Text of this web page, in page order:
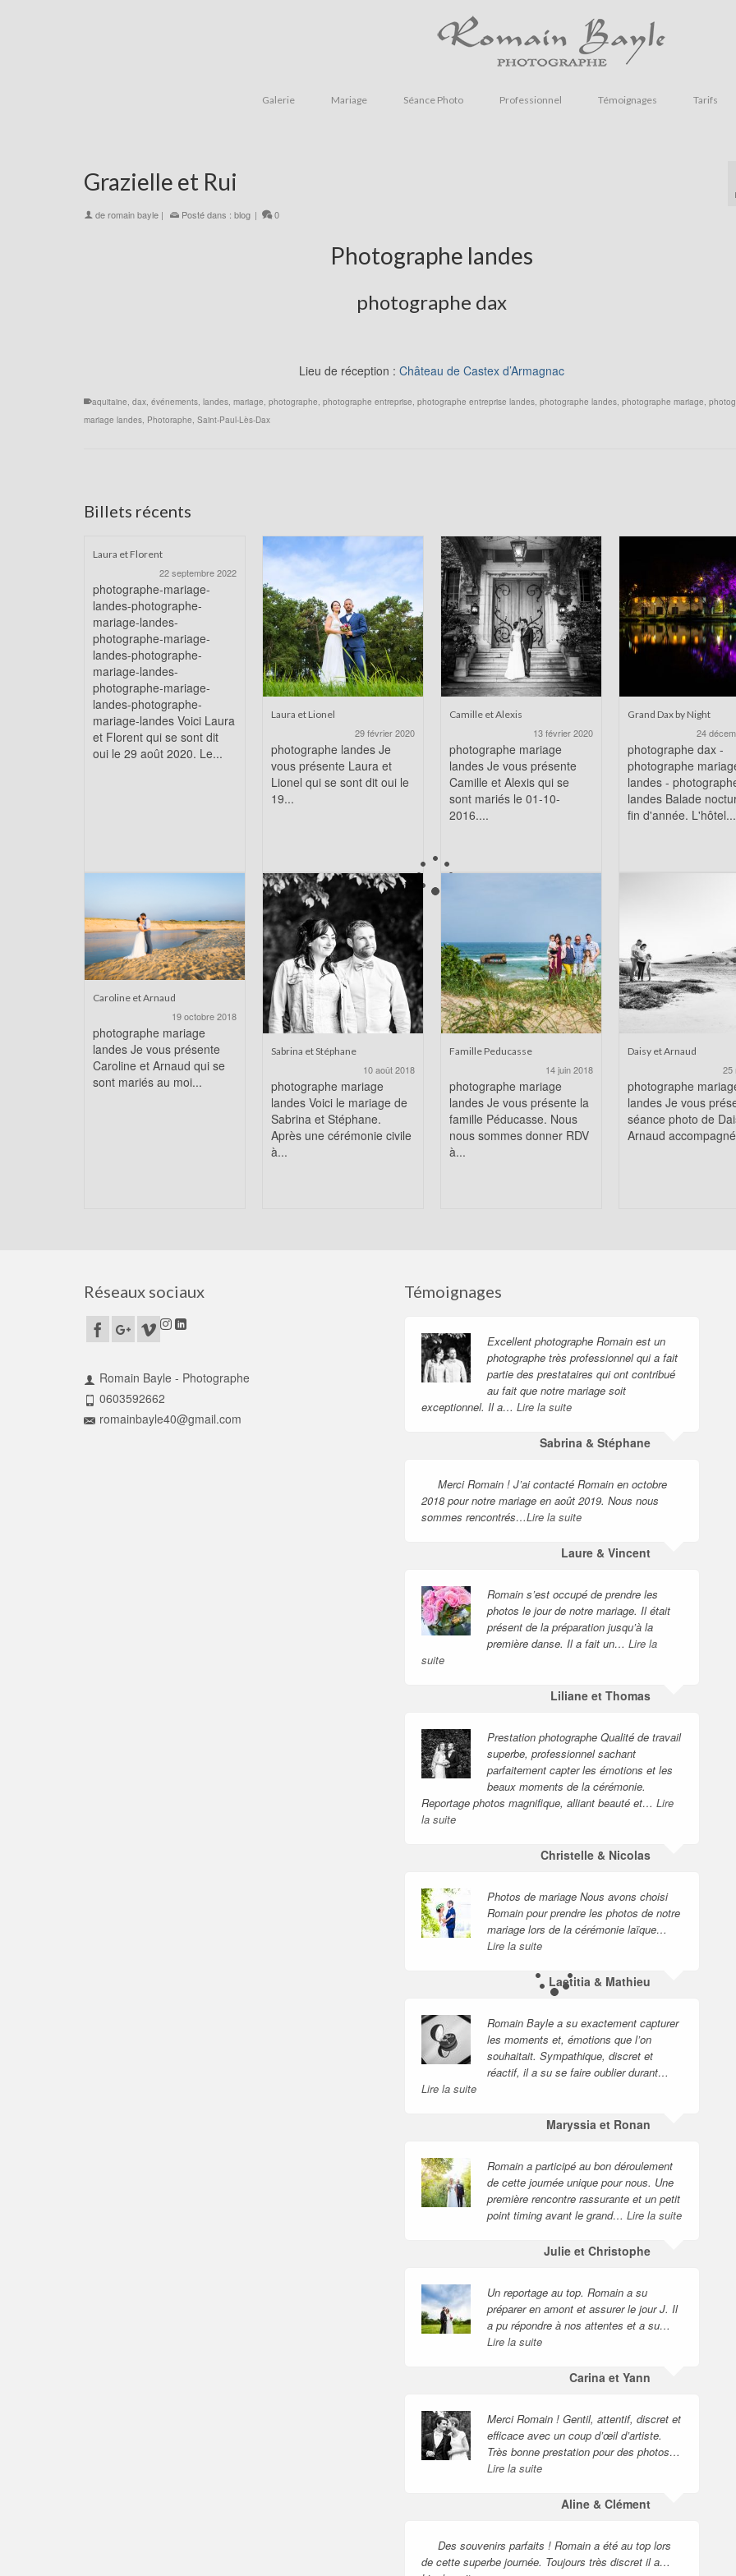
Galerie Mariage Séance Photo Professionnel Témoignages Tarifs
Grazielle et Rui
deromain bayle | Posté dans : blog | 0
Photographe landes
photographe dax
Lieu de réception :Château de Castex d’Armagnac
aquitaine, dax, événements, landes, mariage, photographe, photographe entreprise, photographe entreprise landes, photographe landes, photographe mariage,
mariage landes, Photoraphe, Saint-Paul-Lès-Dax
Billets récents
Laura et Florent
22 septembre 2022
photographe-mariage-
landes-photographe-
mariage-landes-
photographe-mariage-
landes-photographe-
mariage-landes-
photographe-mariage-
landes-photographe-
mariage-landes Voici Laura
et Florent qui se sont dit
oui le 29 août 2020. Le...
Laura et Lionel
29 février 2020
photographe landes Je
vous présente Laura et
Lionel qui se sont dit oui le
19...
Camille et Alexis
13 février 2020
photographe mariage
landes Je vous présente
Camille et Alexis qui se
sont mariés le 01-10-
2016....
Grand Dax by Night
24
photographe dax -
photographe
landes -
landes Balade
fin d'année. L'hôtel...
Caroline et Arnaud
19 octobre 2018
photographe mariage
landes Je vous présente
Caroline et Arnaud qui se
sont mariés au moi...
Sabrina et Stéphane
10 août 2018
photographe mariage
landes Voici le mariage de
Sabrina et Stéphane.
Après une cérémonie civile
à...
Famille Peducasse
14 juin 2018
photographe mariage
landes Je vous présente la
famille Péducasse. Nous
nous sommes donner RDV
à...
Daisy et Arnaud
25
photographe
landes Je vous
séance photo de
Arnaud
Réseaux sociaux
Romain Bayle - Photographe
0603592662
romainbayle40@gmail.com
Témoignages
Excellent photographe Romain est un
photographe très professionnel qui a fait
partie des prestataires qui ont contribué
au fait que notre mariage soit
exceptionnel. Il a… Lire la suite
Sabrina & Stéphane
Merci Romain ! J’ai contacté Romain en octobre
2018 pour notre mariage en août 2019. Nous nous
sommes rencontrés…Lire la suite
Laure & Vincent
Romain s’est occupé de prendre les
photos le jour de notre mariage. Il était
présent de la préparation jusqu’à la
première danse. Il a fait un… Lire la
suite
Liliane et Thomas
Prestation photographe Qualité de travail
superbe, professionnel sachant
parfaitement capter les émotions et les
beaux moments de la cérémonie.
Reportage photos magnifique, alliant beauté et… Lire
la suite
Christelle & Nicolas
Photos de mariage Nous avons choisi
Romain pour prendre les photos de notre
mariage lors de la cérémonie laïque…
Lire la suite
Laetitia & Mathieu
Romain Bayle a su exactement capturer
les moments et, émotions que l’on
souhaitait. Sympathique, discret et
réactif, il a su se faire oublier durant…
Lire la suite
Maryssia et Ronan
Romain a participé au bon déroulement
de cette journée unique pour nous. Une
première rencontre rassurante et un petit
point timing avant le grand… Lire la suite
Julie et Christophe
Un reportage au top. Romain a su
préparer en amont et assurer le jour J. Il
a pu répondre à nos attentes et a su…
Lire la suite
Carina et Yann
Merci Romain ! Gentil, attentif, discret et
efficace avec un coup d’œil d’artiste.
Très bonne prestation pour des photos…
Lire la suite
Aline & Clément
Des souvenirs parfaits ! Romain a été au top lors
de cette superbe journée. Toujours très discret il a…